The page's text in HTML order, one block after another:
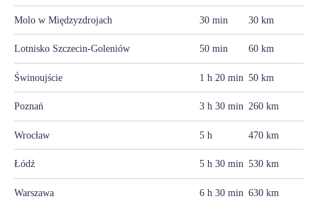
Molo w Międzyzdrojach 30 min 30 km
Lotnisko Szczecin-Goleniów 50 min 60 km
Świnoujście 1 h 20 min 50 km
Poznań 3 h 30 min 260 km
Wrocław 5 h 470 km
Łódź 5 h 30 min 530 km
Warszawa 6 h 30 min 630 km